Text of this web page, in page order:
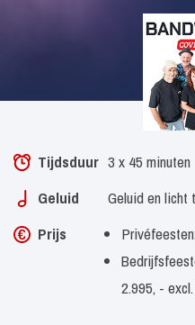
Tijdsduur 3 x 45 minuten
Geluid
Geluid en licht
Prijs
2.995, -